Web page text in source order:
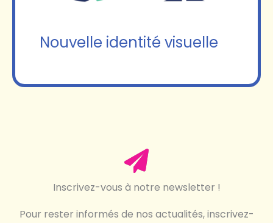
Nouvelle identité visuelle
Inscrivez-vous à notre newsletter !
Pour rester informés de nos actualités, inscrivez-